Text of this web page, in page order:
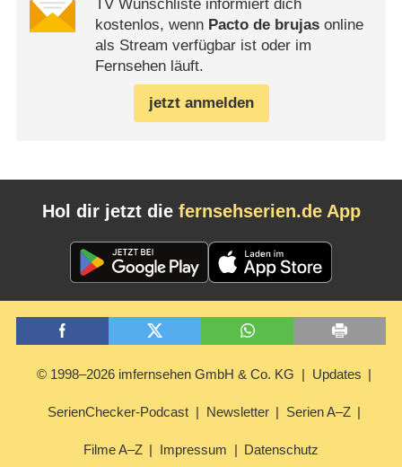
TV Wunschliste informiert dich
kostenlos, wenn Pacto de brujasonline
als Stream verfügbar ist oder im
Fernsehen läuft.
jetzt anmelden
Hol dir jetzt die fernsehserien.de App
© 1998–2026 imfernsehen GmbH & Co. KG Updates
SerienChecker-Podcast Newsletter Serien A–Z
Filme A–Z Impressum Datenschutz